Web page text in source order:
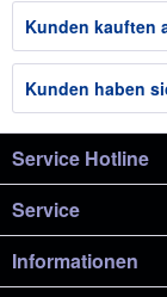
Kunden kauften
Kunden haben
Service Hotline
Service
Informationen